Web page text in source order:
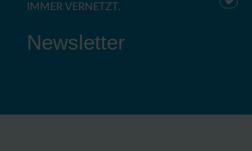
IMMER VERNETZT.
Newsletter